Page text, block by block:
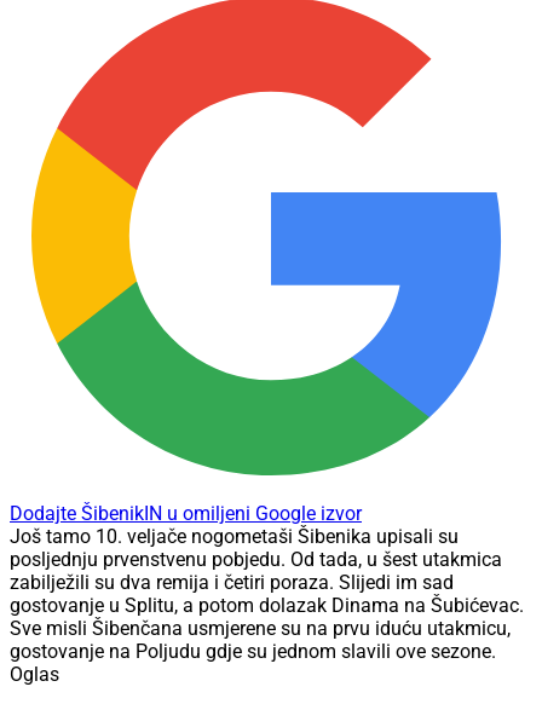
Dodajte ŠibenikIN u omiljeni Google izvor
Još tamo 10. veljače nogometaši Šibenika upisali su
posljednju prvenstvenu pobjedu. Od tada, u šest utakmica
zabilježili su dva remija i četiri poraza. Slijedi im sad
gostovanje u Splitu, a potom dolazak Dinama na Šubićevac.
Sve misli Šibenčana usmjerene su na prvu iduću utakmicu,
gostovanje na Poljudu gdje su jednom slavili ove sezone.
Oglas